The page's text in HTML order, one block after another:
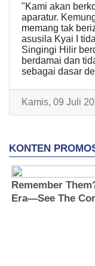
"Kami akan
aparatur.
memang tak
asusila Kyai I
Singingi Hilir
berdamai dan
sebagai dasar
Kamis, 09 Juli